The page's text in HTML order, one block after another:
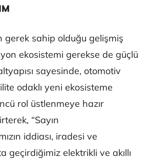
gerek sahip olduğu gelişmiş
ekosistemi gerekse de güçlü
sayesinde, otomotiv
odaklı yeni ekosisteme
rol üstlenmeye hazır
“Sayın
iddiası, iradesi ve
geçirdiğimiz elektrikli ve akıllı